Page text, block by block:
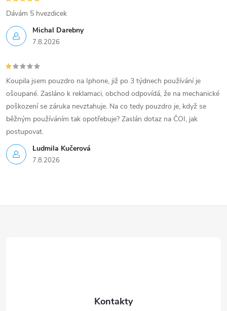
Michal Darebny
7.8.2026
Dávám 5 hvezdicek
Ludmila Kučerová
7.8.2026
Koupila jsem pouzdro na Iphone, již po 3 týdnech používání je
ošoupané. Zasláno k reklamaci, obchod odpovídá, že na mechanické
poškození se záruka nevztahuje. Na co tedy pouzdro je, když se
běžným používáním tak opotřebuje? Zaslán dotaz na ČOI, jak
postupovat.